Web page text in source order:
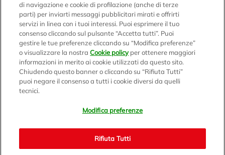
Logo Bennet
Seguici sui nostri canali
Scarica l'app
Sede Amministrativa e Commerciale: Via Enzo Ratti, 2 - 22070
di navigazione e cookie di profilazione (anche di terze
parti) per inviarti messaggi pubblicitari mirati e offrirti
servizi in linea con i tuoi interessi. Puoi esprimere il tuo
consenso cliccando sul pulsante “Accetta tutti”. Puoi
gestire le tue preferenze cliccando su “Modifica preferenze”
o visualizzare la nostraCookie policyper ottenere maggiori
informazioni in merito ai cookie utilizzati da questo sito.
Chiudendo questo banner o cliccando su “Rifiuta Tutti”
puoi negare il consenso a tutti i cookie diversi da quelli
tecnici.
Modifica preferenze
Rifiuta Tutti